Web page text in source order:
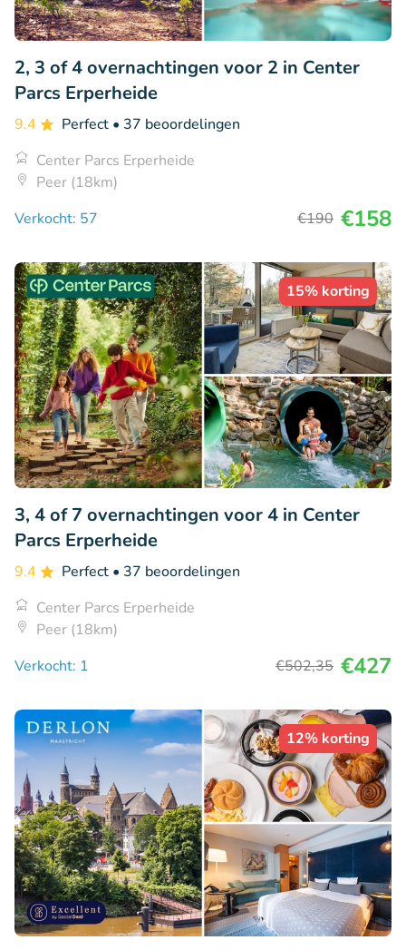
2, 3 of 4 overnachtingen voor 2 in Center
Parcs Erperheide
9.4 Perfect • 37 beoordelingen
Center Parcs Erperheide
Peer (18km)
Verkocht: 57
€190 €158
15% korting
3, 4 of 7 overnachtingen voor 4 in Center
Parcs Erperheide
9.4 Perfect • 37 beoordelingen
Center Parcs Erperheide
Peer (18km)
Verkocht: 1
€502,35 €427
12% korting